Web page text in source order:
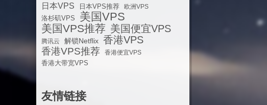
日本VPS 日本VPS推荐
欧洲VPS
洛杉矶VPS
美国VPS
美国VPS推荐 美国便宜VPS
腾讯云 解锁Netflix 香港VPS
香港VPS推荐
香港便宜VPS
香港大带宽VPS
友情链接